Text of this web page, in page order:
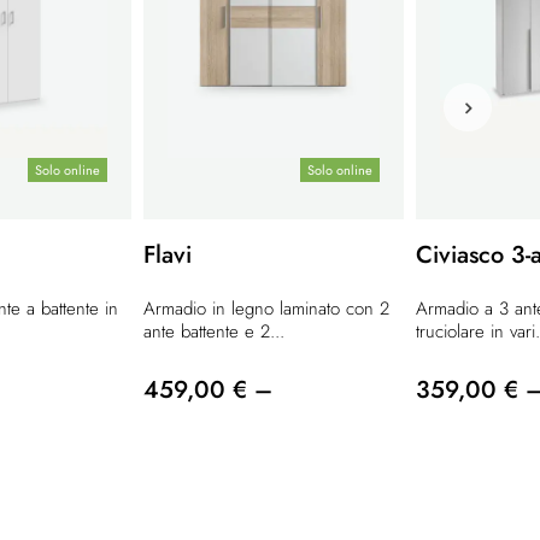
Solo online
a battente in
Solo online
Flavi
Armadio in legno laminato con 2
ante battente e 2...
459,00 € –
Civiasco 3-
Armadio a 3
truciolare in
359,00 €